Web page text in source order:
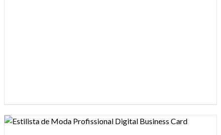
Design preview image